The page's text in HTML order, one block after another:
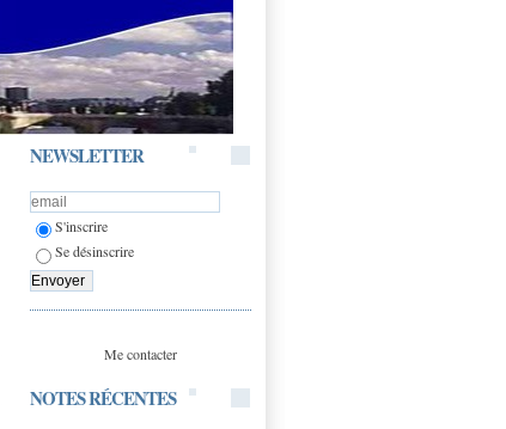
NEWSLETTER
S'inscrire
Se désinscrire
Me contacter
NOTES RÉCENTES